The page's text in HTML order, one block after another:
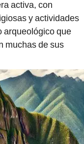
activa, con
y actividades
arqueológico que
muchas de sus